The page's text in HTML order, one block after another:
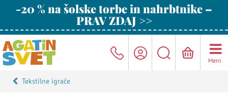
-20 % na šolske torbe in nahrbtnike –
PRAV ZDAJ >>
Meni
Tekstilne igrače